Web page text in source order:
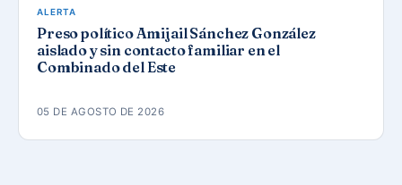
ALERTA
Preso político Amijail Sánchez González
aislado y sin contacto familiar en el
Combinado del Este
05 DE AGOSTO DE 2026